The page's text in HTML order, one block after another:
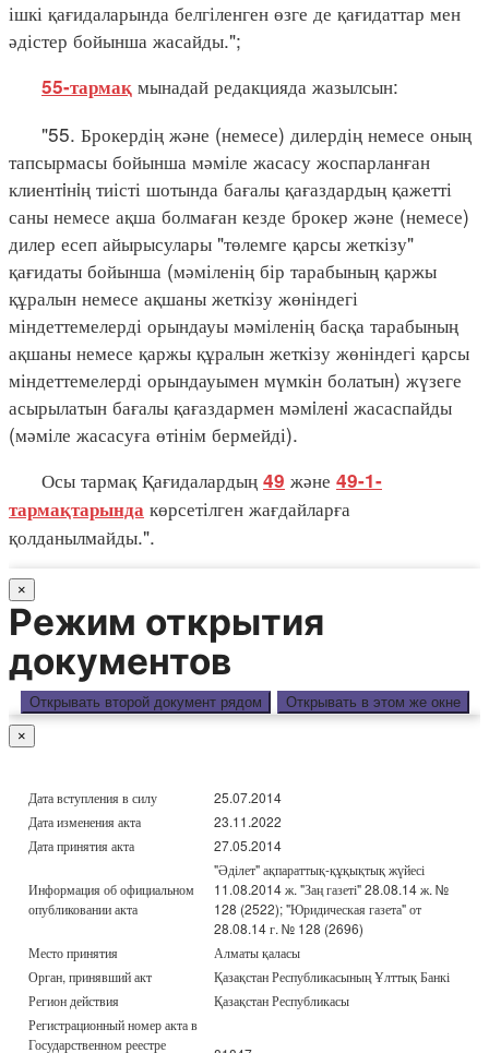
ішкі қағидаларында белгіленген өзге де қағидаттар мен
әдістер бойынша жасайды.";
55-тармақ мынадай редакцияда жазылсын:
"55. Брокердің және (немесе) дилердің немесе оның
тапсырмасы бойынша мәміле жасасу жоспарланған
клиентiнiң тиісті шотында бағалы қағаздардың қажетті
саны немесе ақша болмаған кезде брокер және (немесе)
дилер есеп айырысулары "төлемге қарсы жеткізу"
қағидаты бойынша (мәміленің бір тарабының қаржы
құралын немесе ақшаны жеткізу жөніндегі
міндеттемелерді орындауы мәміленің басқа тарабының
ақшаны немесе қаржы құралын жеткізу жөніндегі қарсы
міндеттемелерді орындауымен мүмкін болатын) жүзеге
асырылатын бағалы қағаздармен мәмiленi жасаспайды
(мәміле жасасуға өтінім бермейді).
Осы тармақ Қағидалардың 49 және 49-1-
тармақтарында көрсетілген жағдайларға
қолданылмайды.".
×
Режим открытия
документов
Открывать второй документ рядом Открывать в этом же окне
×
Дата вступления в силу
25.07.2014
Дата изменения акта
23.11.2022
Дата принятия акта
27.05.2014
Информация об официальном
опубликовании акта
"Әділет" ақпараттық-құқықтық жүйесі
11.08.2014 ж. "Заң газеті" 28.08.14 ж. №
128 (2522); "Юридическая газета" от
28.08.14 г. № 128 (2696)
Место принятия
Алматы қаласы
Орган, принявший акт
Қазақстан Республикасының Ұлттық Банкі
Регион действия
Қазақстан Республикасы
Регистрационный номер акта в
Государственном реестре